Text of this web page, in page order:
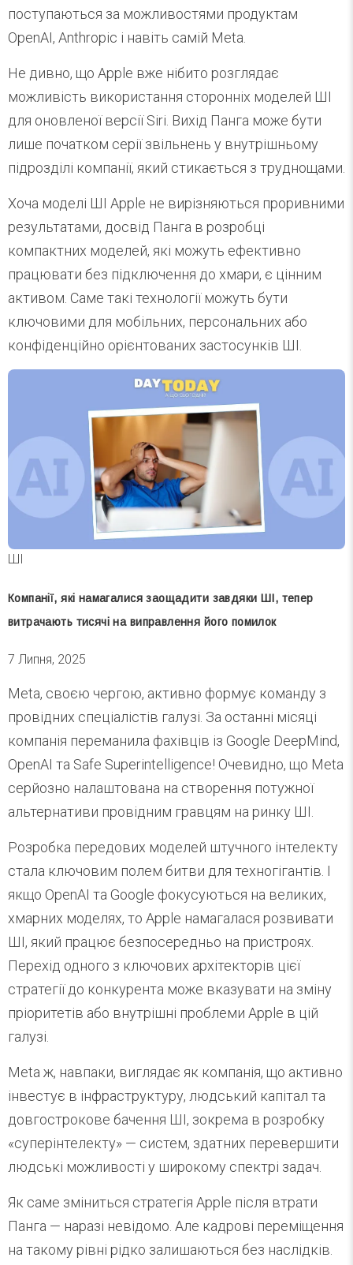
поступаються за можливостями продуктам
OpenAI, Anthropic і навіть самій Meta.
Не дивно, що Apple вже нібито розглядає
можливість використання сторонніх моделей ШІ
для оновленої версії Siri. Вихід Панга може бути
лише початком серії звільнень у внутрішньому
підрозділі компанії, який стикається з труднощами.
Хоча моделі ШІ Apple не вирізняються проривними
результатами, досвід Панга в розробці
компактних моделей, які можуть ефективно
працювати без підключення до хмари, є цінним
активом. Саме такі технології можуть бути
ключовими для мобільних, персональних або
конфіденційно орієнтованих застосунків ШІ.
ШІ
Компанії, які намагалися заощадити завдяки ШІ, тепер
витрачають тисячі на виправлення його помилок
7 Липня, 2025
Meta, своєю чергою, активно формує команду з
провідних спеціалістів галузі. За останні місяці
компанія переманила фахівців із Google DeepMind,
OpenAI та Safe Superintelligence! Очевидно, що Meta
серйозно налаштована на створення потужної
альтернативи провідним гравцям на ринку ШІ.
Розробка передових моделей штучного інтелекту
стала ключовим полем битви для техногігантів. І
якщо OpenAI та Google фокусуються на великих,
хмарних моделях, то Apple намагалася розвивати
ШІ, який працює безпосередньо на пристроях.
Перехід одного з ключових архітекторів цієї
стратегії до конкурента може вказувати на зміну
пріоритетів або внутрішні проблеми Apple в цій
галузі.
Meta ж, навпаки, виглядає як компанія, що активно
інвестує в інфраструктуру, людський капітал та
довгострокове бачення ШІ, зокрема в розробку
«суперінтелекту» — систем, здатних перевершити
людські можливості у широкому спектрі задач.
Як саме зміниться стратегія Apple після втрати
Панга — наразі невідомо. Але кадрові переміщення
на такому рівні рідко залишаються без наслідків.